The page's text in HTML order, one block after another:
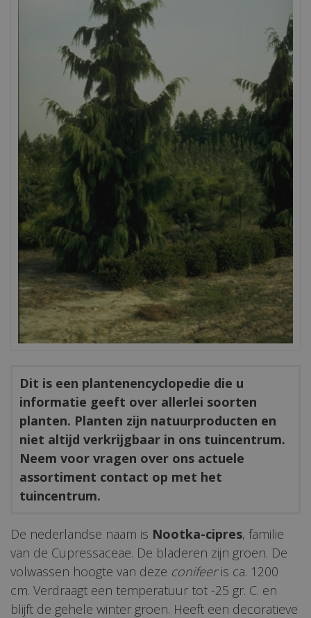
Dit is een plantenencyclopedie die u
informatie geeft over allerlei soorten
planten. Planten zijn natuurproducten en
niet altijd verkrijgbaar in ons tuincentrum.
Neem voor vragen over ons actuele
assortiment contact op met het
tuincentrum.
De nederlandse naam is Nootka-cipres, familie
van de Cupressaceae. De bladeren zijn groen. De
volwassen hoogte van deze conifeeris ca. 1200
cm. Verdraagt een temperatuur tot -25 gr. C. en
blijft de gehele winter groen. Heeft een decoratieve